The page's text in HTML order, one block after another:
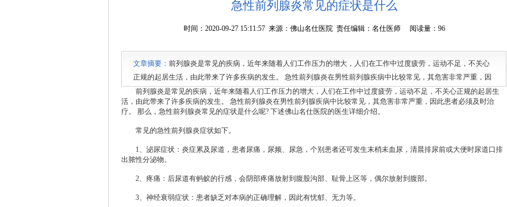
急性前列腺炎常见的症状是什么
时间：2020-09-27 15:11:57 来源：佛山名仕医院 责任编辑：名仕医师 阅读量：96
文章摘要： 前列腺炎是常见的疾病，近年来随着人们工作压力的增大，人们在工作中过度疲劳，运动不足，不关心
正规的起居生活，由此带来了许多疾病的发生。 急性前列腺炎在男性前列腺疾病中比较常见，其危害非常严重，因
此患者必须及时治疗。 那么，急性前列腺炎常见
前列腺炎是常见的疾病，近年来随着人们工作压力的增大，人们在工作中过度疲劳，运动不足，不关心正规的起居生
活，由此带来了许多疾病的发生。 急性前列腺炎在男性前列腺疾病中比较常见，其危害非常严重，因此患者必须及时治
疗。 那么，急性前列腺炎常见的症状是什么呢? 下述佛山名仕医院的医生详细介绍。
常见的急性前列腺炎症状如下。
1、泌尿症状：炎症累及尿道，患者尿痛，尿频、尿急，个别患者还可发生末梢未血尿，清晨排尿前或大便时尿道口排
出脓性分泌物。
2、疼痛：后尿道有蚂蚁的行感，会阴部疼痛放射到腹股沟部、耻骨上区等，偶尔放射到腹部。
3、神经衰弱症状：患者缺乏对本病的正确理解，因此有忧郁、无力等。